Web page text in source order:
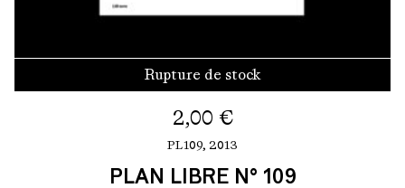
Rupture de stock
2,00 €
PL109, 2013
PLAN LIBRE N° 109